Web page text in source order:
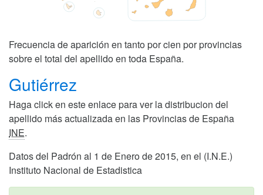
Frecuencia de aparición en tanto por cien por provincias
sobre el total del apellido en toda España.
Gutiérrez
Haga click en este enlace para ver la distribucion del
apellido más actualizada en las Provincias de España
INE.
Datos del Padrón al 1 de Enero de 2015, en el (I.N.E.)
Instituto Nacional de Estadistica